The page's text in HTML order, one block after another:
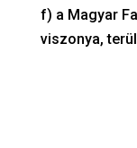
f) a Magyar
viszonya,